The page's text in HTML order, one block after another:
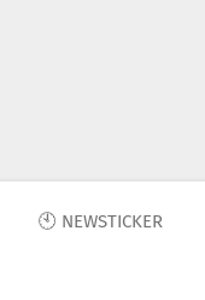
🕙 NEWSTICKER